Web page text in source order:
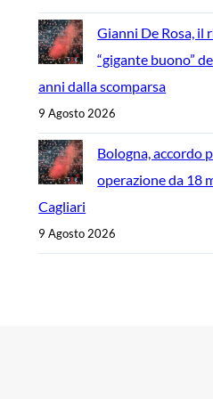
Gianni De Rosa, il
“gigante buono”
anni dalla scomparsa
9 Agosto 2026
Bologna, accordo
operazione da 18
Cagliari
9 Agosto 2026